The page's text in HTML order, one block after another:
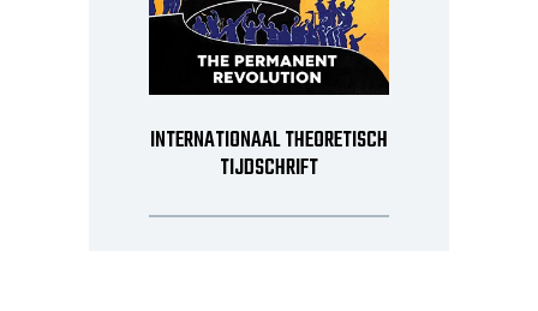
INTERNATIONAAL THEORETISCH
TIJDSCHRIFT